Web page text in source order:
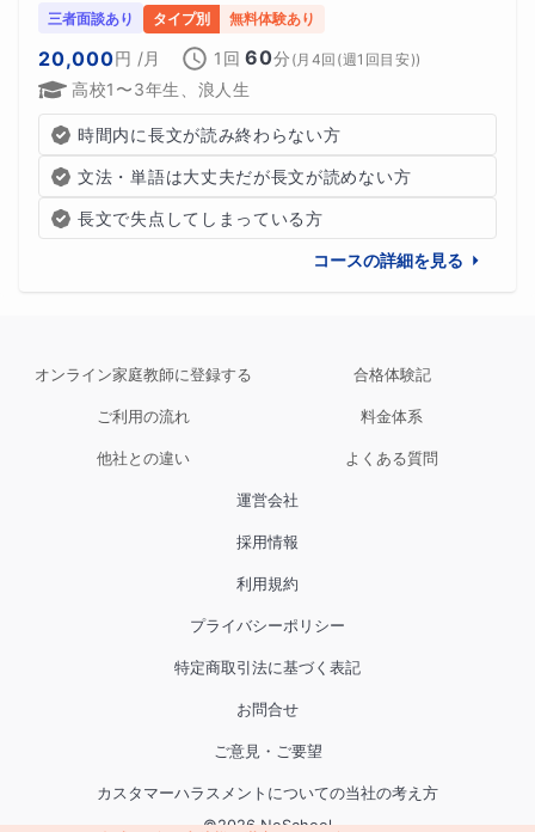
三者面談あり タイプ別 無料体験あり
20,000円 /月 1回 60分 (月4回(週1回目安))
高校1〜3年生、浪人生
時間内に長文が読み終わらない方
文法・単語は大丈夫だが長文が読めない方
長文で失点してしまっている方
コースの詳細を見る
オンライン家庭教師に登録する 合格体験記
ご利用の流れ 料金体系
他社との違い よくある質問
運営会社
採用情報
利用規約
プライバシーポリシー
特定商取引法に基づく表記
お問合せ
ご意見・ご要望
カスタマーハラスメントについての当社の考え方
©2026NoSchool